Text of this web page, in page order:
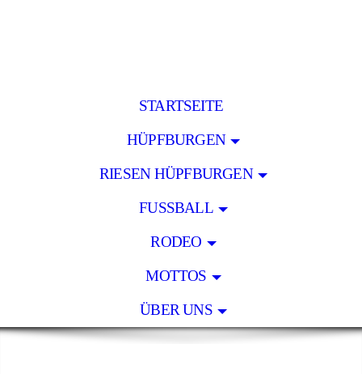
STARTSEITE
HÜPFBURGEN
RIESEN HÜPFBURGEN
FUSSBALL
RODEO
MOTTOS
ÜBER UNS